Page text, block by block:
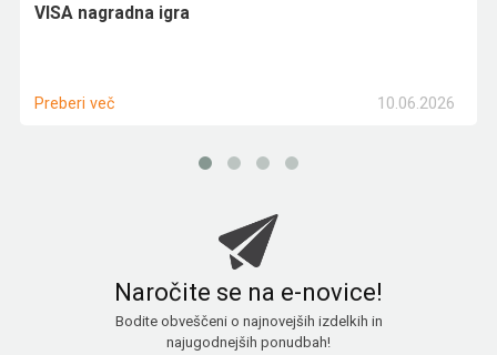
VISA nagradna igra
10.06.2026
Preberi več
Naročite se na e-novice!
Bodite obveščeni o najnovejših izdelkih in
najugodnejših ponudbah!